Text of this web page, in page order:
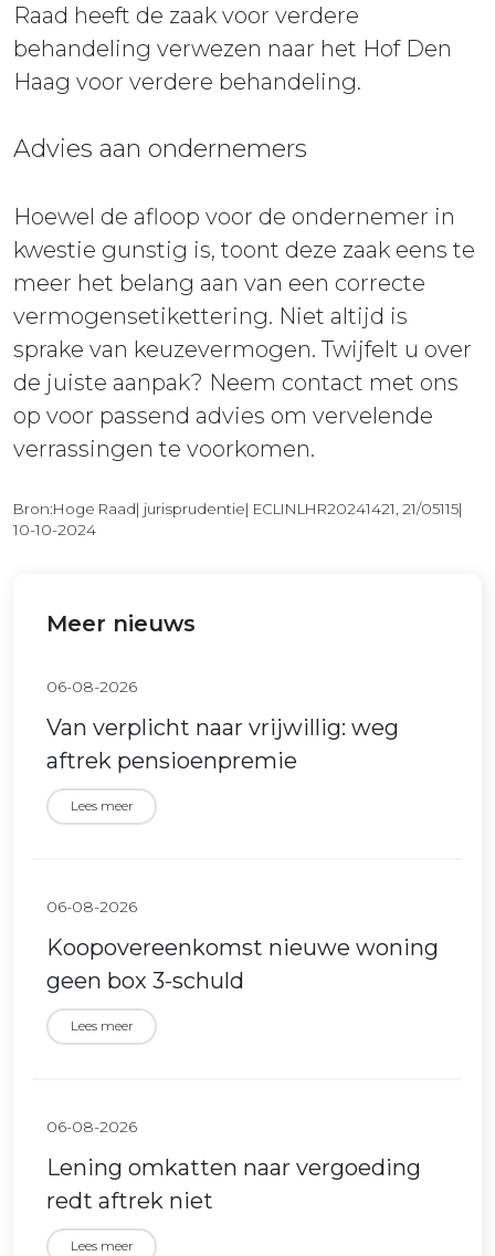
Raad heeft de zaak voor verdere
behandeling verwezen naar het Hof Den
Haag voor verdere behandeling.
Advies aan ondernemers
Hoewel de afloop voor de ondernemer in
kwestie gunstig is, toont deze zaak eens te
meer het belang aan van een correcte
vermogensetikettering. Niet altijd is
sprake van keuzevermogen. Twijfelt u over
de juiste aanpak? Neem contact met ons
op voor passend advies om vervelende
verrassingen te voorkomen.
Bron:Hoge Raad| jurisprudentie| ECLINLHR20241421, 21/05115|
10-10-2024
Meer nieuws
06-08-2026
Van verplicht naar vrijwillig: weg
aftrek pensioenpremie
Lees meer
06-08-2026
Koopovereenkomst nieuwe woning
geen box 3-schuld
Lees meer
06-08-2026
Lening omkatten naar vergoeding
redt aftrek niet
Lees meer